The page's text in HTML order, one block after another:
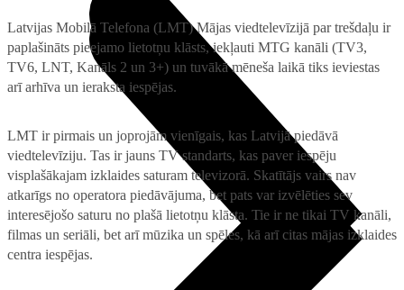
Latvijas Mobilā Telefona (LMT) Mājas viedtelevīzijā par trešdaļu ir
paplašināts pieejamo lietotņu klāsts, iekļauti MTG kanāli (TV3,
TV6, LNT, Kanāls 2 un 3+) un tuvākā mēneša laikā tiks ieviestas
arī arhīva un ieraksta iespējas.
LMT ir pirmais un joprojām vienīgais, kas Latvijā piedāvā
viedtelevīziju. Tas ir jauns TV standarts, kas paver iespēju
visplašākajam izklaides saturam televizorā. Skatītājs vairs nav
atkarīgs no operatora piedāvājuma, bet pats var izvēlēties sev
interesējošo saturu no plašā lietotņu klāsta. Tie ir ne tikai TV kanāli,
filmas un seriāli, bet arī mūzika un spēles, kā arī citas mājas izklaides
centra iespējas.